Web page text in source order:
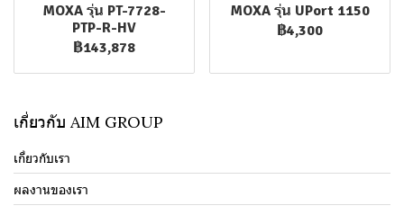
MOXA รุ่น PT-7728-
PTP-R-HV
฿143,878
MOXA รุ่น UPort 1150
฿4,300
เกี่ยวกับ AIM GROUP
เกี่ยวกับเรา
ผลงานของเรา